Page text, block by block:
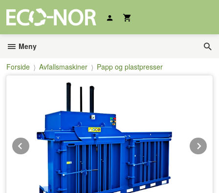
innholdet
Meny
Forside Avfallsmaskiner Papp og plastpresser
Prev